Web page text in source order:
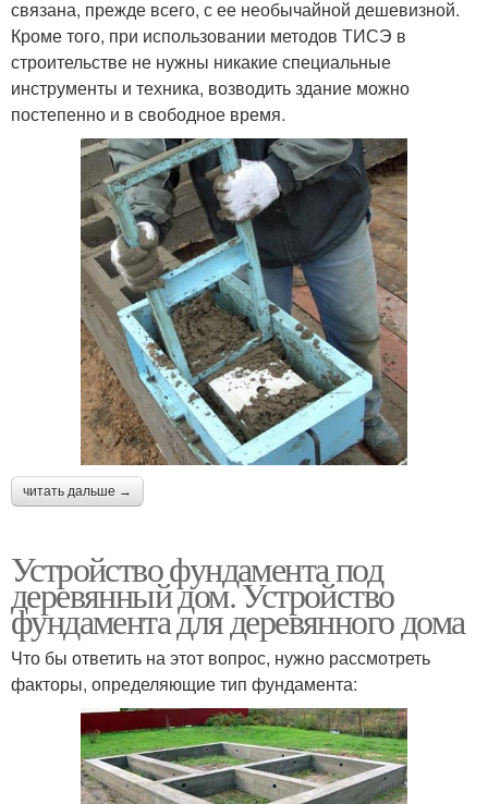
связана, прежде всего, с ее необычайной дешевизной.
Кроме того, при использовании методов ТИСЭ в
строительстве не нужны никакие специальные
инструменты и техника, возводить здание можно
постепенно и в свободное время.
читать дальше →
Устройство фундамента под
деревянный дом. Устройство
фундамента для деревянного дома
Что бы ответить на этот вопрос, нужно рассмотреть
факторы, определяющие тип фундамента: